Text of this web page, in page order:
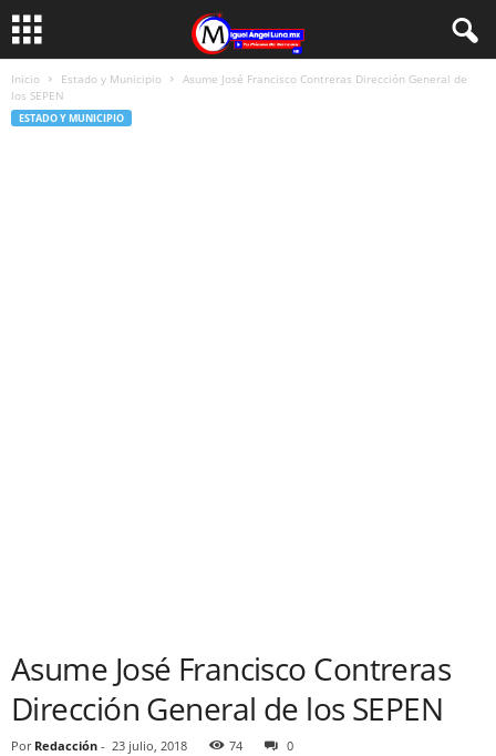
Inicio Estado y Municipio
Asume José Francisco Contreras Dirección General de
los SEPEN
ESTADO Y MUNICIPIO
Asume José Francisco Contreras
Dirección General de los SEPEN
Por Redacción - 23 julio, 2018 74 0